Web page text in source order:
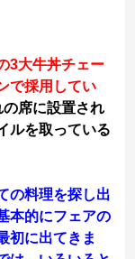
3大牛丼チェー
で採用してい
席に設置され
ルを取っている
の料理を探し出
本的にフェアの
初に出てきま